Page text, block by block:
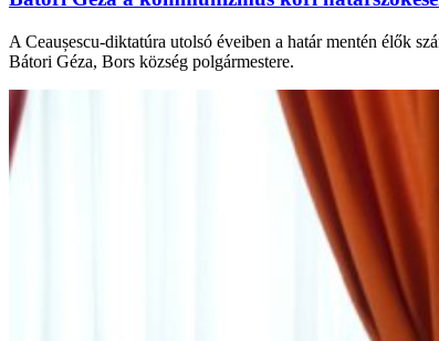
A Ceaușescu-diktatúra utolsó éveiben a határ mentén élők
Bátori Géza, Bors község polgármestere.